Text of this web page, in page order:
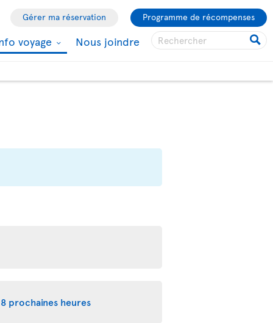
Gérer ma réservation Programme de récompenses
voyage Nous joindre
prochaines heures